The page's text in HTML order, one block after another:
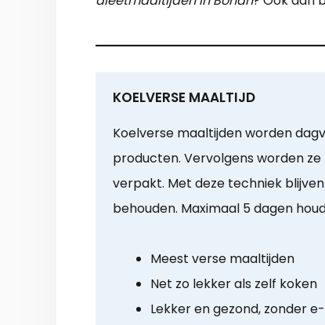
KOELVERSE MAALTIJD
Koelverse maaltijden worden
producten. Vervolgens worden
verpakt. Met deze techniek
behouden. Maximaal 5 dagen
Meest verse maaltijden
Net zo lekker als zelf koken
Lekker en gezond, zonder